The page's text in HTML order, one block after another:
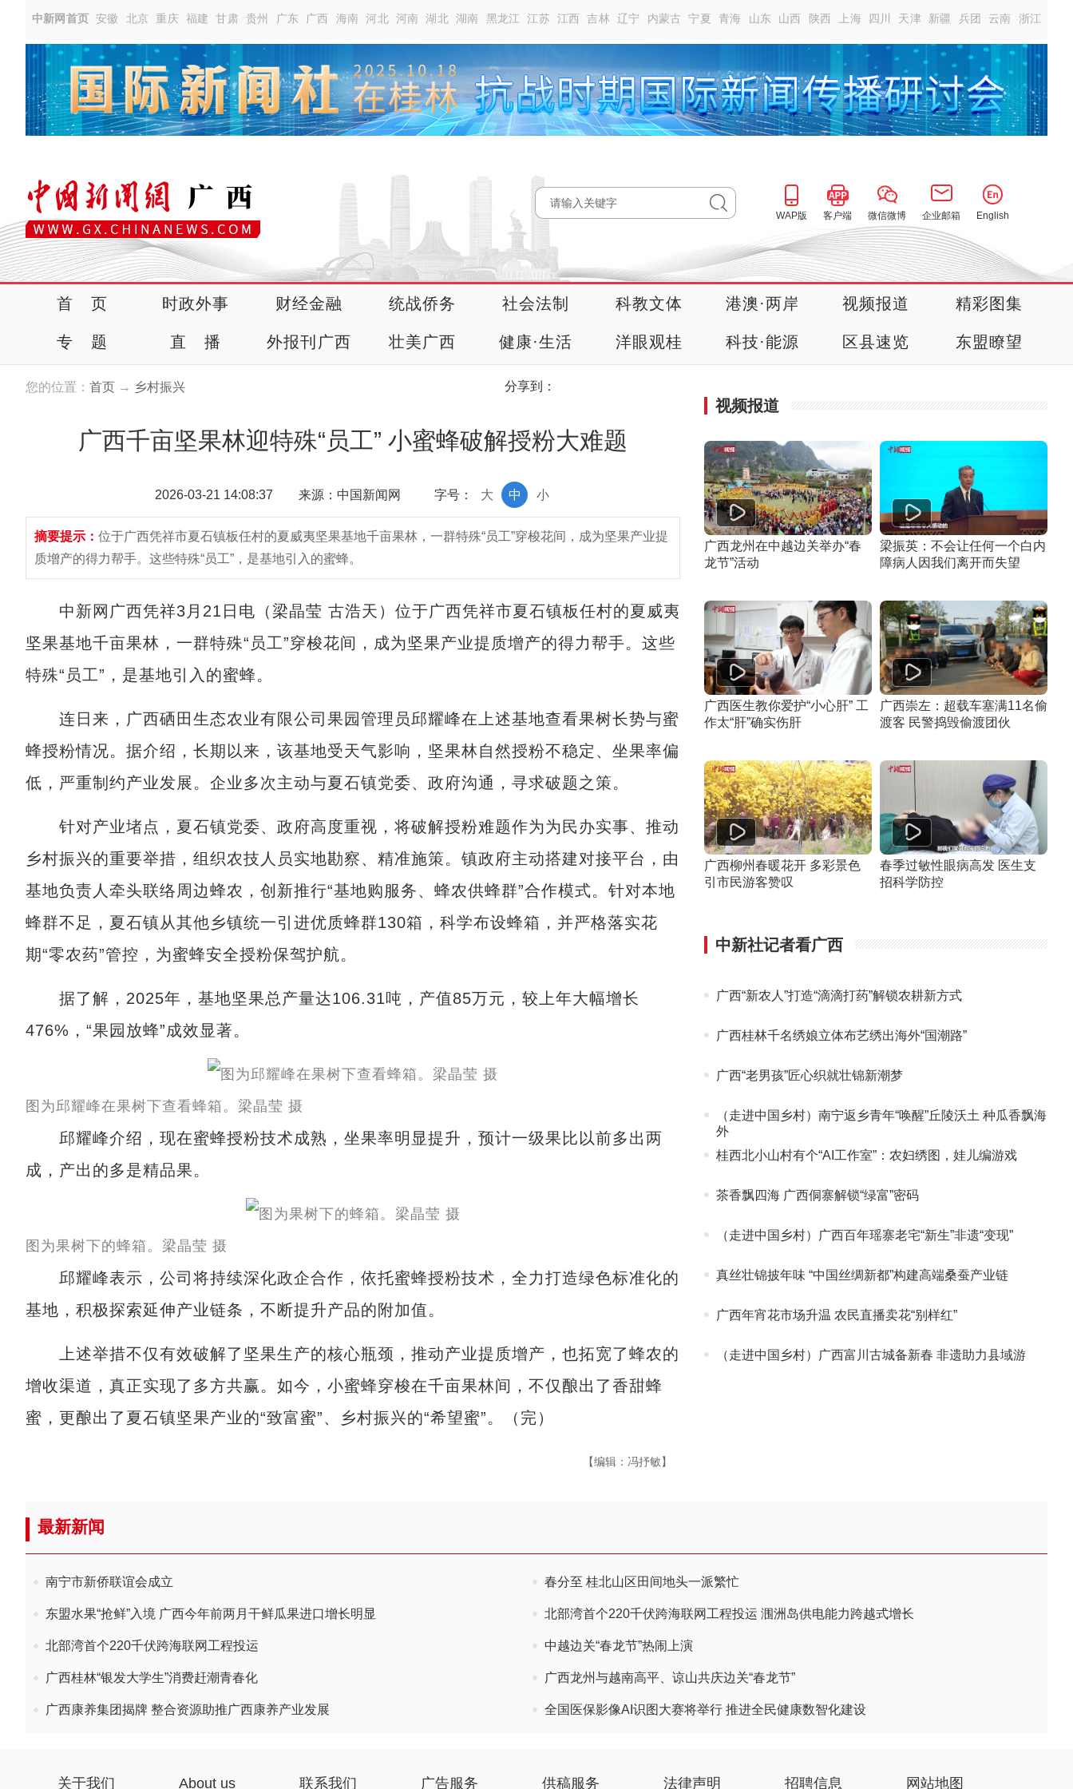
中新网首页 安徽 北京 重庆 福建 甘肃 贵州 广东 广西 海南 河北 河南 湖北 湖南 黑龙江 江苏 江西 吉林 辽宁 内蒙古 宁夏 青海 山东 山西 陕西 上海 四川 天津 新疆 兵团 云南 浙江
WAP版 客户端 微信微博 企业邮箱 English
首 页 时政外事 财经金融 统战侨务 社会法制 科教文体 港澳·两岸 视频报道 精彩图集
专 题 直 播 外报刊广西 壮美广西 健康·生活 洋眼观桂 科技·能源 区县速览 东盟瞭望
您的位置： 首页 → 乡村振兴 分享到：
广西千亩坚果林迎特殊“员工” 小蜜蜂破解授粉大难题
2026-03-21 14:08:37 来源：中国新闻网 字号： 小
中
大
摘要提示： 位于广西凭祥市夏石镇板任村的夏威夷坚果基地千亩果林，一群特殊“员工”穿梭花间，成为坚果产业提
质增产的得力帮手。这些特殊“员工”，是基地引入的蜜蜂。
中新网广西凭祥3月21日电（梁晶莹 古浩天）位于广西凭祥市夏石镇板任村的夏威夷
坚果基地千亩果林，一群特殊“员工”穿梭花间，成为坚果产业提质增产的得力帮手。这些
特殊“员工”，是基地引入的蜜蜂。
连日来，广西硒田生态农业有限公司果园管理员邱耀峰在上述基地查看果树长势与蜜
蜂授粉情况。据介绍，长期以来，该基地受天气影响，坚果林自然授粉不稳定、坐果率偏
低，严重制约产业发展。企业多次主动与夏石镇党委、政府沟通，寻求破题之策。
针对产业堵点，夏石镇党委、政府高度重视，将破解授粉难题作为为民办实事、推动
乡村振兴的重要举措，组织农技人员实地勘察、精准施策。镇政府主动搭建对接平台，由
基地负责人牵头联络周边蜂农，创新推行“基地购服务、蜂农供蜂群”合作模式。针对本地
蜂群不足，夏石镇从其他乡镇统一引进优质蜂群130箱，科学布设蜂箱，并严格落实花
期“零农药”管控，为蜜蜂安全授粉保驾护航。
据了解，2025年，基地坚果总产量达106.31吨，产值85万元，较上年大幅增长
476%，“果园放蜂”成效显著。
图为邱耀峰在果树下查看蜂箱。梁晶莹 摄
邱耀峰介绍，现在蜜蜂授粉技术成熟，坐果率明显提升，预计一级果比以前多出两
成，产出的多是精品果。
图为果树下的蜂箱。梁晶莹 摄
邱耀峰表示，公司将持续深化政企合作，依托蜜蜂授粉技术，全力打造绿色标准化的
基地，积极探索延伸产业链条，不断提升产品的附加值。
上述举措不仅有效破解了坚果生产的核心瓶颈，推动产业提质增产，也拓宽了蜂农的
增收渠道，真正实现了多方共赢。如今，小蜜蜂穿梭在千亩果林间，不仅酿出了香甜蜂
蜜，更酿出了夏石镇坚果产业的“致富蜜”、乡村振兴的“希望蜜”。（完）
【编辑：冯抒敏】
视频报道
广西龙州在中越边关举办“春
龙节”活动
梁振英：不会让任何一个白内
障病人因我们离开而失望
广西医生教你爱护“小心肝” 工
作太“肝”确实伤肝
广西崇左：超载车塞满11名偷
渡客 民警捣毁偷渡团伙
广西柳州春暖花开 多彩景色
引市民游客赞叹
春季过敏性眼病高发 医生支
招科学防控
中新社记者看广西
广西“新农人”打造“滴滴打药”解锁农耕新方式
广西桂林千名绣娘立体布艺绣出海外“国潮路”
广西“老男孩”匠心织就壮锦新潮梦
（走进中国乡村）南宁返乡青年“唤醒”丘陵沃土 种瓜香飘海
外
桂西北小山村有个“AI工作室”：农妇绣图，娃儿编游戏
茶香飘四海 广西侗寨解锁“绿富”密码
（走进中国乡村）广西百年瑶寨老宅“新生”非遗“变现”
真丝壮锦披年味 “中国丝绸新都”构建高端桑蚕产业链
广西年宵花市场升温 农民直播卖花“别样红”
（走进中国乡村）广西富川古城备新春 非遗助力县域游
最新新闻
南宁市新侨联谊会成立 春分至 桂北山区田间地头一派繁忙
东盟水果“抢鲜”入境 广西今年前两月干鲜瓜果进口增长明显 北部湾首个220千伏跨海联网工程投运 涠洲岛供电能力跨越式增长
北部湾首个220千伏跨海联网工程投运 中越边关“春龙节”热闹上演
广西桂林“银发大学生”消费赶潮青春化 广西龙州与越南高平、谅山共庆边关“春龙节”
广西康养集团揭牌 整合资源助推广西康养产业发展 全国医保影像AI识图大赛将举行 推进全民健康数智化建设
关于我们 About us 联系我们 广告服务 供稿服务 法律声明 招聘信息 网站地图